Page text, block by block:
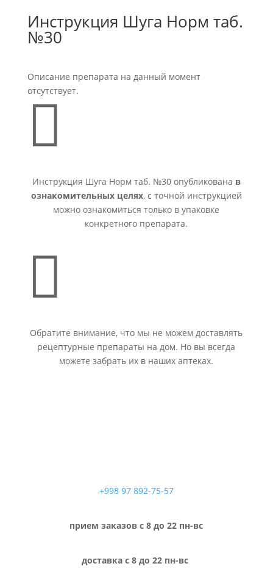
Инструкция Шуга Норм таб.
№30
Описание препарата на данный момент
отсутствует.

Инструкция Шуга Норм таб. №30 опубликована в
ознакомительных целях, с точной инструкцией
можно ознакомиться только в упаковке
конкретного препарата.

Обратите внимание, что мы не можем доставлять
рецептурные препараты на дом. Но вы всегда
можете забрать их в наших аптеках.
+998 97 892-75-57
прием заказов с 8 до 22 пн-вс
доставка с 8 до 22 пн-вс